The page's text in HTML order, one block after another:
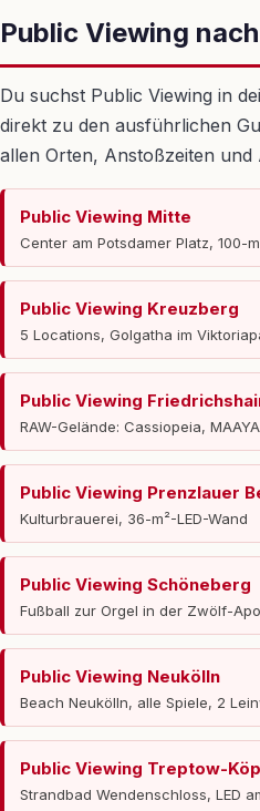
Public Viewing
Du suchst Public Viewing in
direkt zu den ausführlichen
allen Orten, Anstoßzeiten und
Public Viewing Mitte
Center am Potsdamer Platz, 100-
Public Viewing Kreuzberg
5 Locations, Golgatha im
Public Viewing
RAW-Gelände: Cassiopeia,
Public Viewing Prenzlauer
Kulturbrauerei, 36-m²-LED-Wand
Public Viewing Schöneberg
Fußball zur Orgel in der Zwölf-
Public Viewing Neukölln
Beach Neukölln, alle Spiele, 2
Public Viewing Treptow-
Strandbad Wendenschloss, LED